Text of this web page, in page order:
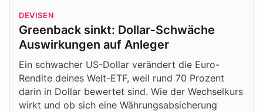
DEVISEN
Greenback sinkt: Dollar‑Schwäche
Auswirkungen auf Anleger
Ein schwacher US-Dollar verändert die Euro-
Rendite deines Welt-ETF, weil rund 70 Prozent
darin in Dollar bewertet sind. Wie der Wechselkurs
wirkt und ob sich eine Währungsabsicherung